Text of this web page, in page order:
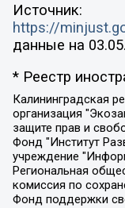
Источник:
https://
данные на
* Реестр
Калининградская региональная общественная организация "Экозащита!-Женсовет", Фонд содействия защите прав и свобод граждан "Общественный вердикт", Фонд "Институт Развития Свободы Информации", Частное учреждение "Информационное агентство МЕМО. РУ", Региональная общественная организация "Общественная комиссия по сохранению наследия академика Сахарова", Фонд поддержки свободы прессы, Санкт-Петербургская общественная правозащитная организация "Гражданский контроль", Межрегиональная общественная организация "Информационно-просветительский центр "Мемориал", Региональный Фонд "Центр Защиты Прав Средств Массовой Информации", с 05.12.2023 Фонд "Центр Защиты Прав Средств массовой информации", Региональная общественная благотворительная организация помощи беженцам и мигрантам "Гражданское содействие", Негосударственное образовательное учреждение дополнительного профессионального образования (повышение квалификации) специалистов "АКАДЕМИЯ ПО ПРАВАМ ЧЕЛОВЕКА", Свердловская региональная общественная организация "Сутяжник", Автономная некоммерческая организация "Центр независимых социологических исследований", Союз общественных объединений "Российский исследовательский центр по правам человека", Региональное общественное учреждение научно-информационный центр "МЕМОРИАЛ", Некоммерческая организация "Фонд защиты гласности", Автономная некоммерческая организация "Институт прав человека", Городская общественная организация "Екатеринбургское общество "МЕМОРИАЛ", Городская общественная организация "Рязанское историко-просветительское и правозащитное общество "Мемориал" (Рязанский Мемориал), Челябинский региональный орган общественной самодеятельности – женское общественное объединение "Женщины Евразии", Челябинский региональный орган общественной самодеятельности "Уральская правозащитная группа", Фонд содействия защите здоровья и социальной справедливости имени Андрея Рылькова, Автономная Некоммерческая Организация "Аналитический Центр Юрия Левады", Автономная некоммерческая организация социальной поддержки населения "Проект Апрель", Региональная общественная организация помощи женщинам и детям, находящимся в кризисной ситуации "Информационно-методический центр "Анна", Фонд содействия развитию массовых коммуникаций и правовому просвещению "Так-так-Так", Фонд содействия устойчивому развитию "Серебряная тайга", Свердловский региональный общественный фонд социальных проектов "Новое время", "Idel.Реалии", Кавказ.Реалии, Крым.Реалии, Телеканал Настоящее Время, Татаро-башкирская служба Радио Свобода (Azatliq Radiosi), Радио Свободная Европа/Радио Свобода (PCE/PC), "Сибирь.Реалии", "Фактограф", Благотворительный фонд помощи осужденным и их семьям, Автономная некоммерческая организация "Институт глобализации и социальных движений", Фонд "В защиту прав заключенных", Частное учреждение "Центр поддержки и содействия развитию средств массовой информации", Пензенский региональный общественный благотворительный фонд "Гражданский союз", "Север.Реалии", Некоммерческая организация Фонд "Правовая инициатива", Общество с ограниченной ответственностью "Радио Свободная Европа/Радио Свобода", Чешское информационное агентство "MEDIUM-ORIENT", Красноярская региональная общественная организация "Мы против СПИДа", Камалягин Денис Николаевич, Маркелов Сергей Евгеньевич, Пономарев Лев Александрович, Савицкая Людмила Алексеевна, Автономная некоммерческая организация "Центр по работе с проблемой насилия "НАСИЛИЮ.НЕТ", Межрегиональный профессиональный союз работников здравоохранения "Альянс врачей", Юридическое лицо, зарегистрированное в Латвийской Республике, SIA "Medusa Project" (регистрационный номер 40103797863, дата регистрации 10.06.2014), Некоммерческая организация "Фонд по борьбе с коррупцией", Автономная некоммерческая организация "Институт права и публичной политики", Баданин Роман Сергеевич, Гликин Максим Александрович, Железнова Мария Михайловна, Лукьянова Юлия Сергеевна, Маетная Елизавета Витальевна, Маняхин Петр Борисович, Чуракова Ольга Владимировна, Ярош Юлия Петровна, Юридическое лицо "The Insider SIA", зарегистрированное в Риге, Латвийская Республика (дата регистрации 26.06.2015), являющееся администратором